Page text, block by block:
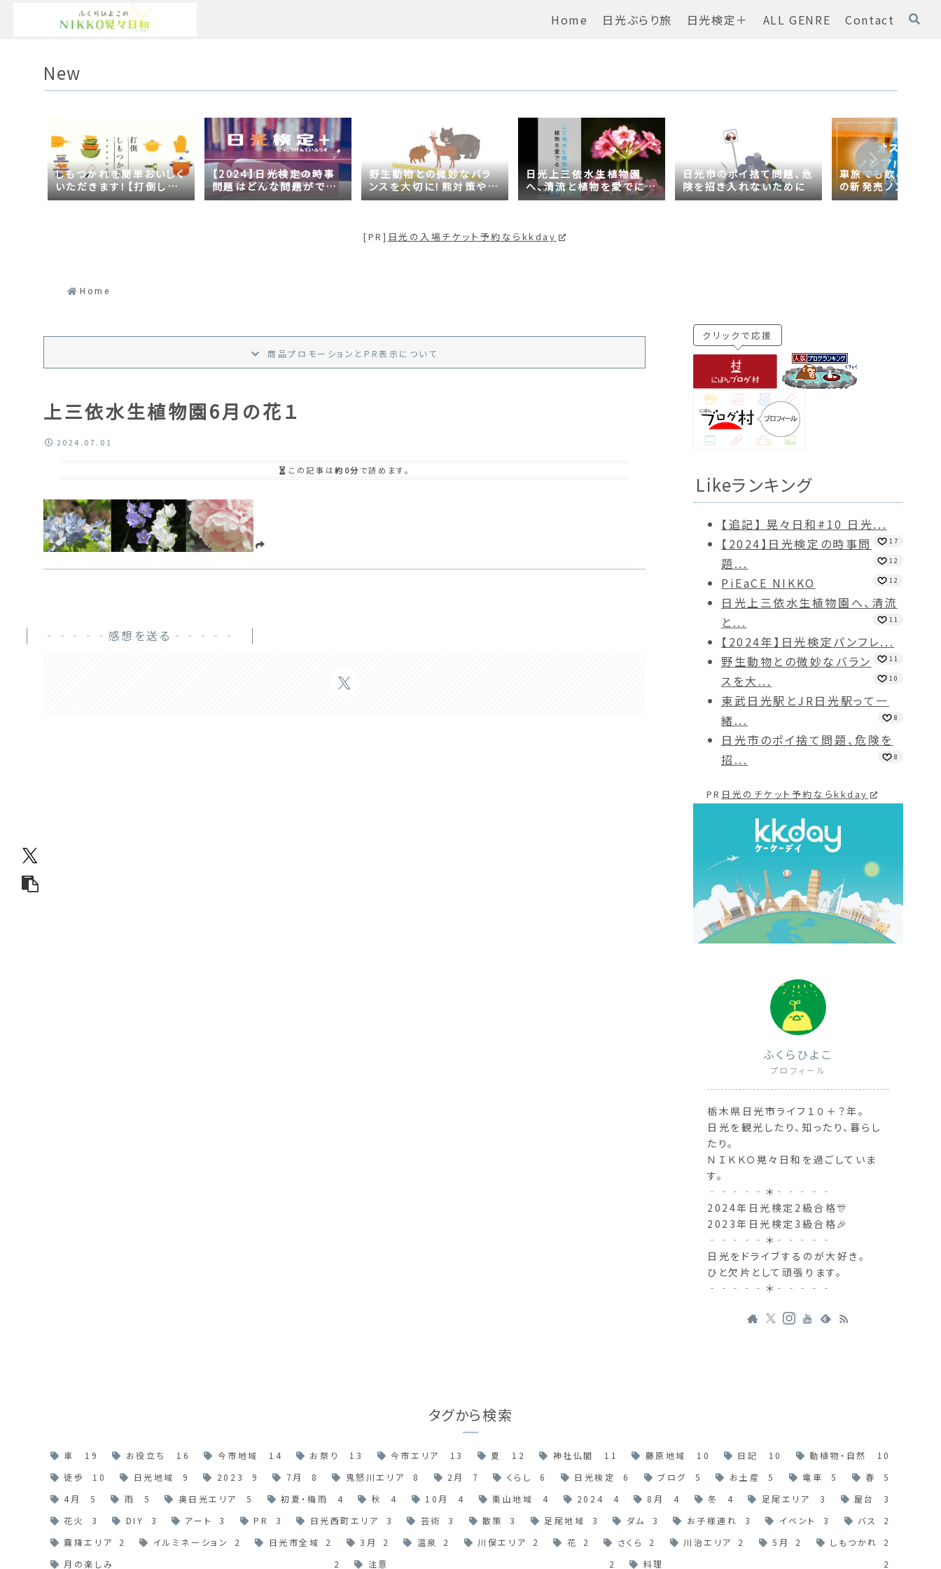
Home 日光ぶらり旅 日光検定＋ ALL GENRE Contact
New
しもつかれを簡単おいしく
いただきます！【打倒しも
つかれｓｅａｓｏｎ２】
【2024】日光検定の時事
問題はどんな問題がでる
の？2023年の時事問題は
野生動物との微妙なバラ
ンスを大切に！熊対策や日
光の自然が学べるスポッ
日光上三依水生植物園
へ、清流と植物を愛でに
【プチ日光】
日光市のポイ捨て問題、危
険を招き入れないために
車旅でも飲める！オ
の新発売ノンアルコ
ール【AsahiZERO
[PR] 日光の入場チケット予約ならkkday
Home
商品プロモーション と PR表示について
上三依水生植物園6月の花１
2024.07.01
この記事は約0分で読めます。
‐‐‐‐‐感想を送る‐‐‐‐‐
クリックで応援
Likeランキング
【追記】 晃々日和#10 日光...
17
【2024】日光検定の時事問
題...
12
PiEaCE NIKKO 12
日光上三依水生植物園へ、清流
と...
11
【2024年】日光検定パンフレ...
11
野生動物との微妙なバラン
スを大...
10
東武日光駅とJR日光駅って一
緒...
8
日光市のポイ捨て問題、危険を
招...
8
PR 日光のチケット予約ならkkday
ふくらひよこ
プロフィール
栃木県日光市ライフ１０＋？年。
日光を観光したり、知ったり、暮らし
たり。
ＮＩＫＫＯ晃々日和を過ごしていま
す。
‐‐‐‐‐＊‐‐‐‐‐
2024年日光検定2級合格🎊
2023年日光検定3級合格🎉
‐‐‐‐‐＊‐‐‐‐‐
日光をドライブするのが大好き。
ひと欠片として頑張ります。
‐‐‐‐‐＊‐‐‐‐‐
タグから検索
車 19 お役立ち 16 今市地域 14 お祭り 13 今市エリア 13 夏 12 神社仏閣 11 藤原地域 10 日記 10 動植物・自然
10
徒歩
10 日光地域 9 2023 9 7月 8 鬼怒川エリア 8 2月 7 くらし 6 日光検定 6 ブログ 5 お土産 5 電車 5 春
5
4月
5 雨 5 奥日光エリア 5 初夏・梅雨 4 秋 4 10月 4 栗山地域 4 2024 4 8月 4 冬 4 足尾エリア 3 屋台
3
花火
3 DIY 3 アート 3 PR 3 日光西町エリア 3 芸術 3 散策 3 足尾地域 3 ダム 3 お子様連れ 3 イベント 3 バス
2
霧降エリア
2 イルミネーション 2 日光市全域 2 3月 2 温泉 2 川俣エリア 2 花 2 さくら 2 川治エリア 2 5月 2 しもつかれ
2
月の楽しみ
2 注意 2 料理 2